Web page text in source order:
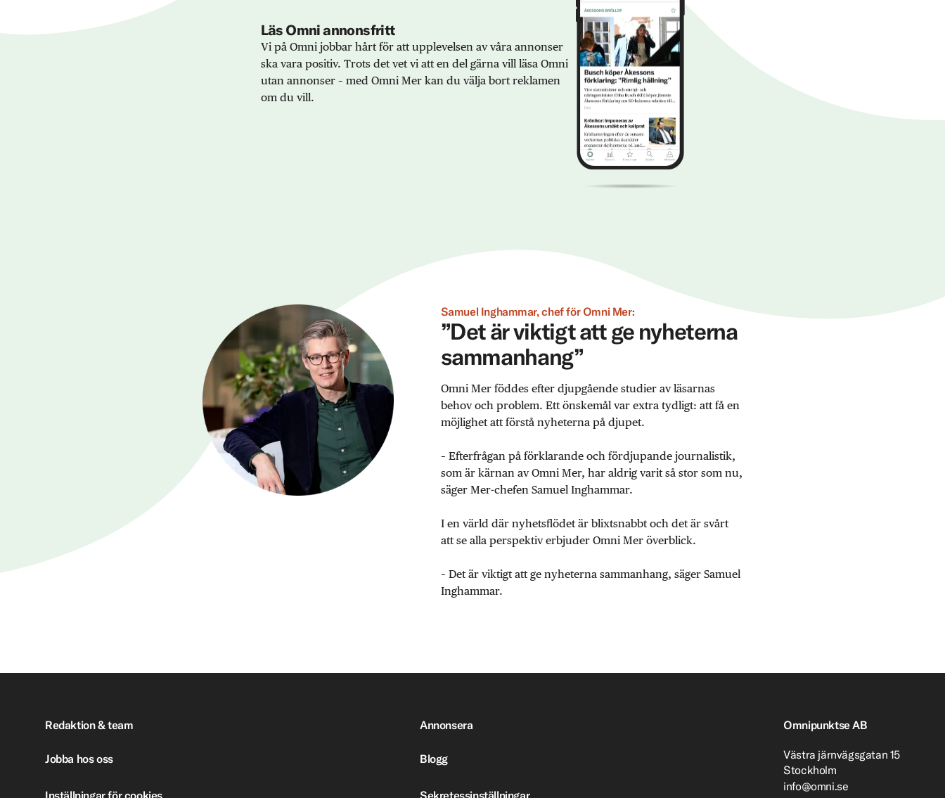
Läs Omni annonsfritt
Vi på Omni jobbar hårt för att upplevelsen av våra annonser
ska vara positiv. Trots det vet vi att en del gärna vill läsa Omni
utan annonser – med Omni Mer kan du välja bort reklamen
om du vill.
Samuel Inghammar, chef för Omni Mer:
”Det är viktigt att ge nyheterna
sammanhang”
Omni Mer föddes efter djupgående studier av läsarnas
behov och problem. Ett önskemål var extra tydligt: att få en
möjlighet att förstå nyheterna på djupet.
– Efterfrågan på förklarande och fördjupande journalistik,
som är kärnan av Omni Mer, har aldrig varit så stor som nu,
säger Mer-chefen Samuel Inghammar.
I en värld där nyhetsflödet är blixtsnabbt och det är svårt
att se alla perspektiv erbjuder Omni Mer överblick.
– Det är viktigt att ge nyheterna sammanhang, säger Samuel
Inghammar.
Redaktion & team Annonsera
Jobba hos oss Blogg
Inställningar för cookies Sekretessinställningar
Omnipunktse AB
Västra järnvägsgatan 15
Stockholm
info@omni.se